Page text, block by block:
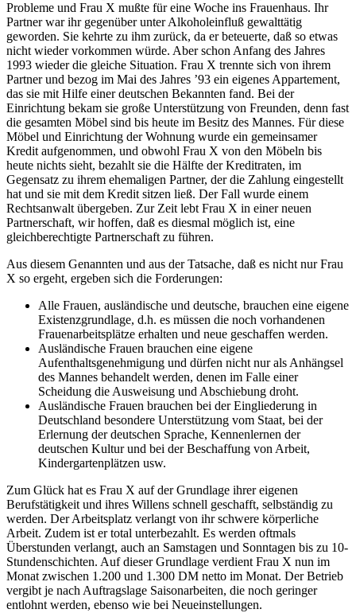
Probleme und Frau X mußte für eine Woche ins Frauenhaus. Ihr
Partner war ihr gegenüber unter Alkoholeinfluß gewalttätig
geworden. Sie kehrte zu ihm zurück, da er beteuerte, daß so etwas
nicht wieder vorkommen würde. Aber schon Anfang des Jahres
1993 wieder die gleiche Situation. Frau X trennte sich von ihrem
Partner und bezog im Mai des Jahres ’93 ein eigenes Appartement,
das sie mit Hilfe einer deutschen Bekannten fand. Bei der
Einrichtung bekam sie große Unterstützung von Freunden, denn fast
die gesamten Möbel sind bis heute im Besitz des Mannes. Für diese
Möbel und Einrichtung der Wohnung wurde ein gemeinsamer
Kredit aufgenommen, und obwohl Frau X von den Möbeln bis
heute nichts sieht, bezahlt sie die Hälfte der Kreditraten, im
Gegensatz zu ihrem ehemaligen Partner, der die Zahlung eingestellt
hat und sie mit dem Kredit sitzen ließ. Der Fall wurde einem
Rechtsanwalt übergeben. Zur Zeit lebt Frau X in einer neuen
Partnerschaft, wir hoffen, daß es diesmal möglich ist, eine
gleichberechtigte Partnerschaft zu führen.
Aus diesem Genannten und aus der Tatsache, daß es nicht nur Frau
X so ergeht, ergeben sich die Forderungen:
Alle Frauen, ausländische und deutsche, brauchen eine eigene
Existenzgrundlage, d.h. es müssen die noch vorhandenen
Frauenarbeitsplätze erhalten und neue geschaffen werden.
Ausländische Frauen brauchen eine eigene
Aufenthaltsgenehmigung und dürfen nicht nur als Anhängsel
des Mannes behandelt werden, denen im Falle einer
Scheidung die Ausweisung und Abschiebung droht.
Ausländische Frauen brauchen bei der Eingliederung in
Deutschland besondere Unterstützung vom Staat, bei der
Erlernung der deutschen Sprache, Kennenlernen der
deutschen Kultur und bei der Beschaffung von Arbeit,
Kindergartenplätzen usw.
Zum Glück hat es Frau X auf der Grundlage ihrer eigenen
Berufstätigkeit und ihres Willens schnell geschafft, selbständig zu
werden. Der Arbeitsplatz verlangt von ihr schwere körperliche
Arbeit. Zudem ist er total unterbezahlt. Es werden oftmals
Überstunden verlangt, auch an Samstagen und Sonntagen bis zu 10-
Stundenschichten. Auf dieser Grundlage verdient Frau X nun im
Monat zwischen 1.200 und 1.300 DM netto im Monat. Der Betrieb
vergibt je nach Auftragslage Saisonarbeiten, die noch geringer
entlohnt werden, ebenso wie bei Neueinstellungen.